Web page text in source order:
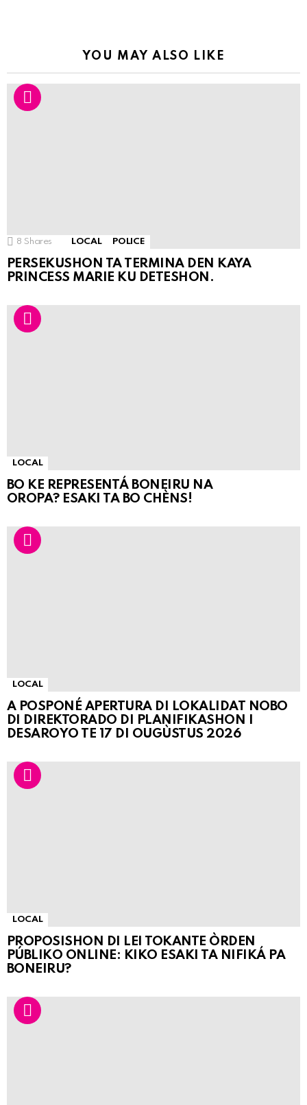
YOU MAY ALSO LIKE
8 Shares LOCAL POLICE
PERSEKUSHON TA TERMINA DEN KAYA
PRINCESS MARIE KU DETESHON.
LOCAL
BO KE REPRESENTÁ BONEIRU NA
OROPA? ESAKI TA BO CHÈNS!
LOCAL
A POSPONÉ APERTURA DI LOKALIDAT NOBO
DI DIREKTORADO DI PLANIFIKASHON I
DESAROYO TE 17 DI OUGÙSTUS 2026
LOCAL
PROPOSISHON DI LEI TOKANTE ÒRDEN
PÚBLIKO ONLINE: KIKO ESAKI TA NIFIKÁ PA
BONEIRU?